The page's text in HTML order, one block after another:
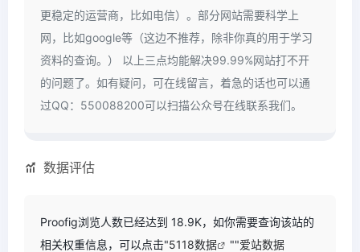
更稳定的运营商，比如电信）。部分网站需要科学上
网，比如google等（这边不推荐，除非你真的用于学习
资料的查询。） 以上三点均能解决99.99%网站打不开
的问题了。如有疑问，可在线留言，着急的话也可以通
过QQ：550088200可以扫描公众号在线联系我们。
数据评估
Proofig浏览人数已经达到 18.9K，如你需要查询该站的
相关权重信息，可以点击"5118数据 ""爱站数据